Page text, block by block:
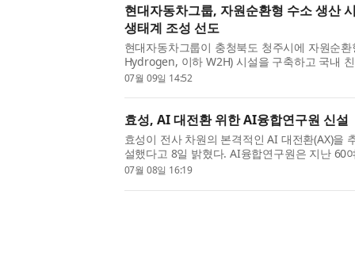
현대자동차그룹, 자원순환형 수소 생산
생태계 조성 선도
현대자동차그룹이 충청북도 청주시에 자원순
Hydrogen, 이하 W2H) 시설을 구축하고 국내
으로 나선다. 현대차그룹은 9일(목) 현대차그
07월 09일 14:52
효성, AI 대전환 위한 AI융합연구원 신설
효성이 전사 차원의 본격적인 AI 대전환(AX)을
설했다고 8일 밝혔다. AI융합연구원은 지난 60
업 중심의 사업을 탄탄하게 키워온 효성이 본
07월 08일 16:19